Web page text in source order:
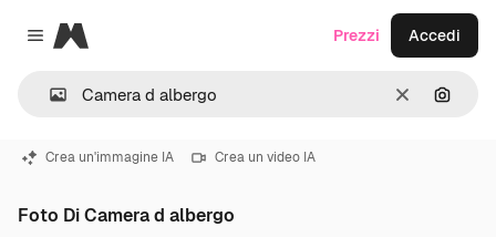
Close menu
Magnific
CancellaCerca
Prezzi Accedi
Crea un'immagine IA Crea un video IA
Foto Di Camera d albergo